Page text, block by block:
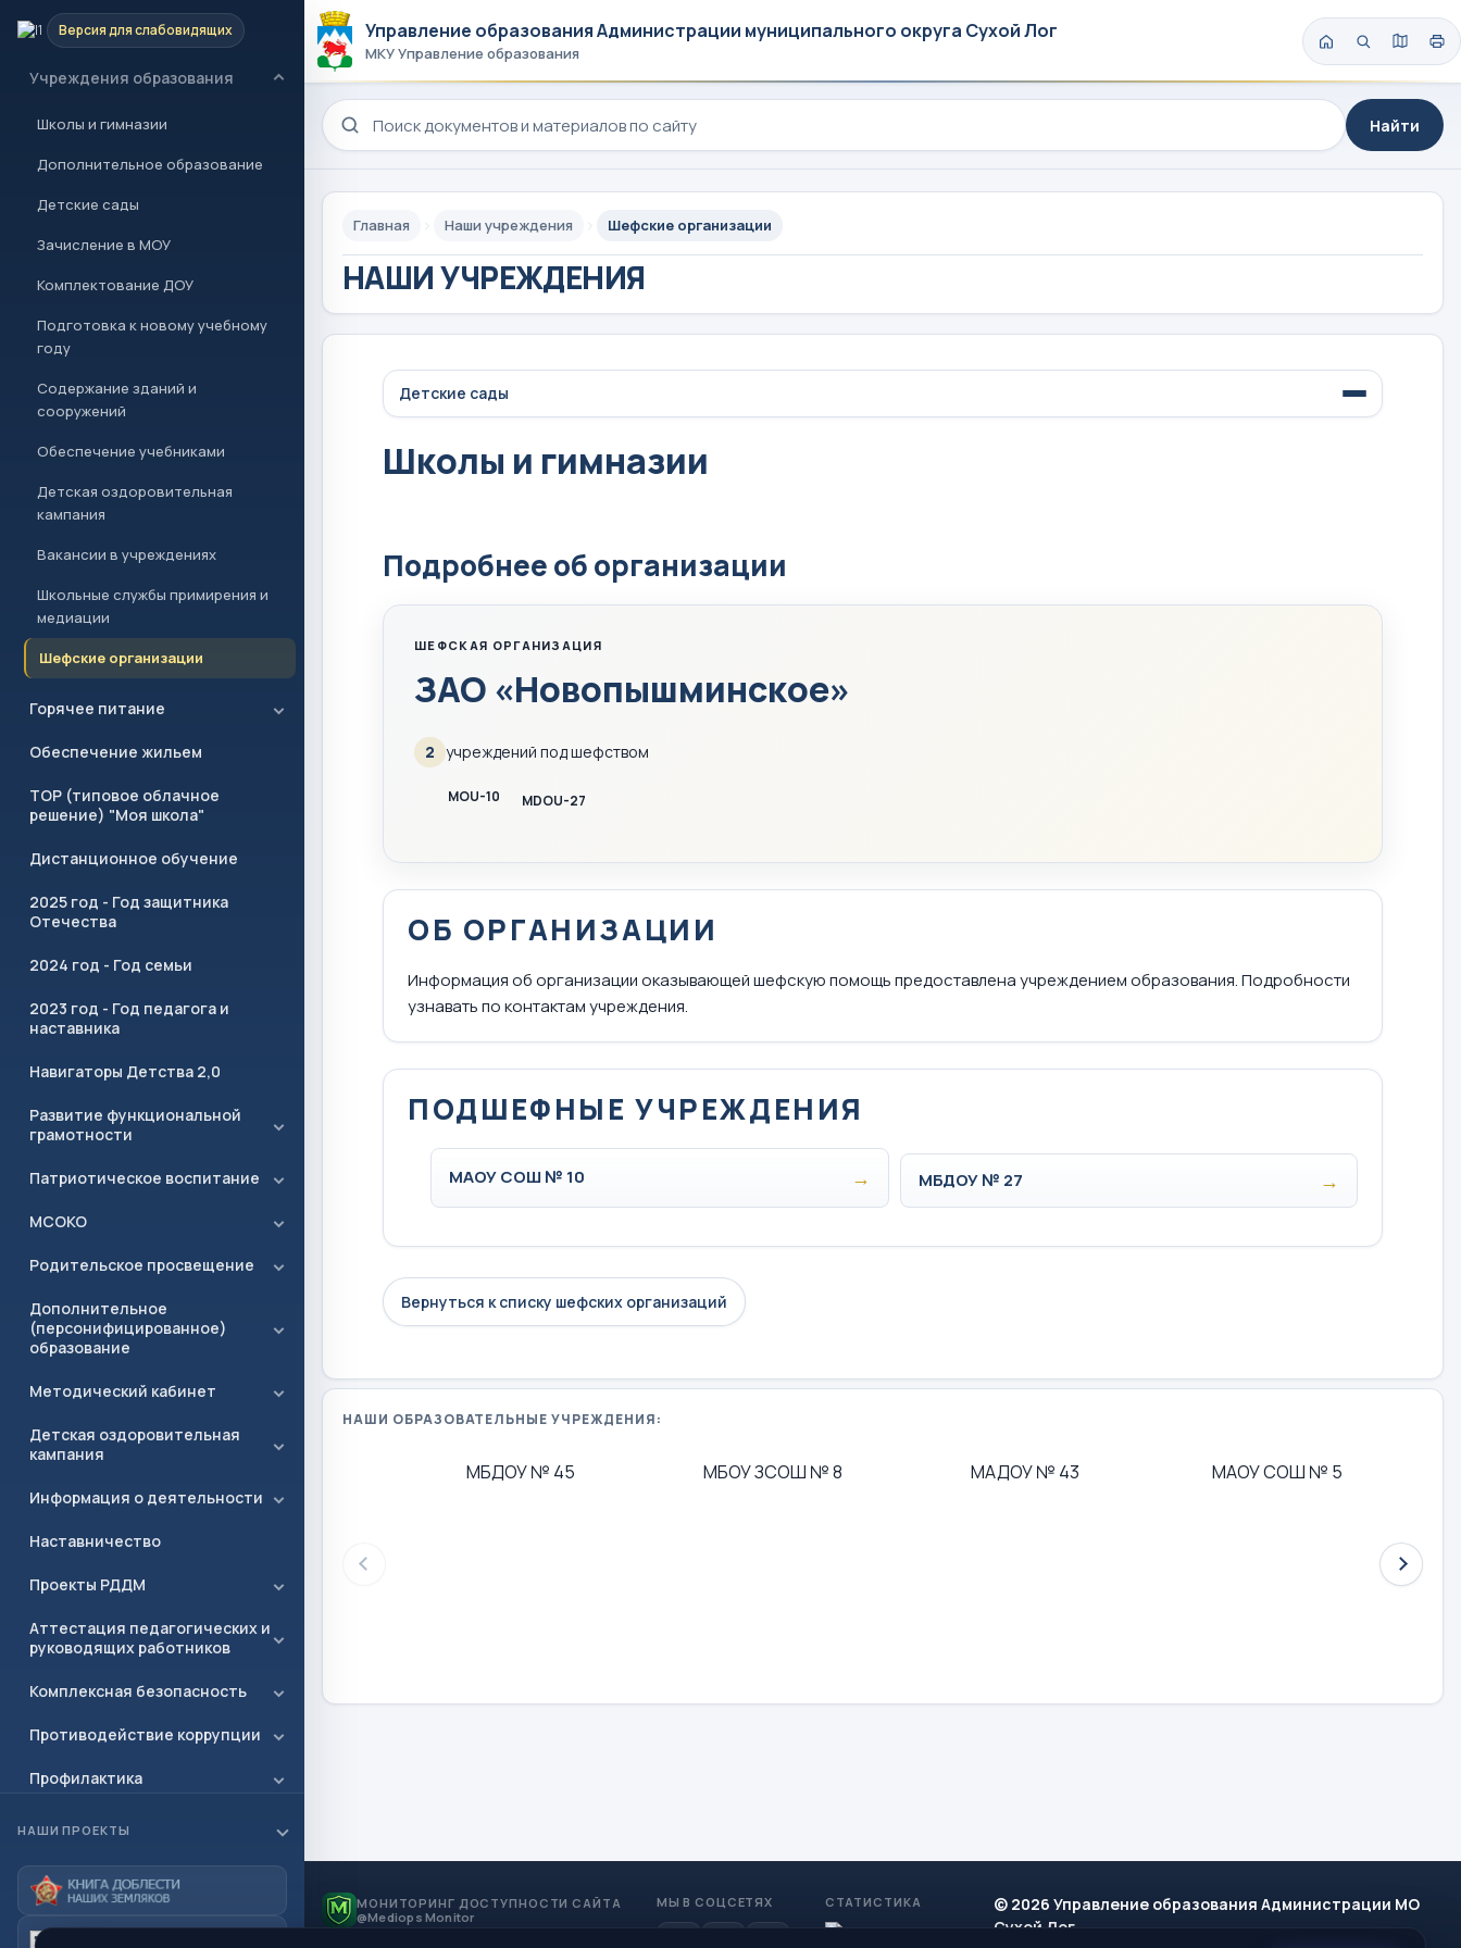
Версия для слабовидящих
Новости и проекты
Учреждения образования
Школы и гимназии
Дополнительное образование
Детские сады
Зачисление в МОУ
Комплектование ДОУ
Подготовка к новому учебному
году
Содержание зданий и
сооружений
Обеспечение учебниками
Детская оздоровительная
кампания
Вакансии в учреждениях
Школьные службы примирения и
медиации
Шефские организации
Горячее питание
Обеспечение жильем
ТОР (типовое облачное
решение) "Моя школа"
Дистанционное обучение
2025 год - Год защитника
Отечества
2024 год - Год семьи
2023 год - Год педагога и
наставника
Навигаторы Детства 2,0
Развитие функциональной
грамотности
Патриотическое воспитание
МСОКО
Родительское просвещение
Дополнительное
(персонифицированное)
образование
Методический кабинет
Детская оздоровительная
кампания
Информация о деятельности
Наставничество
Проекты РДДМ
Аттестация педагогических и
руководящих работников
Комплексная безопасность
Противодействие коррупции
Профилактика
Всероссийская олимпиада
школьников (ВСОШ)
ФГОС
Государственная итоговая
НАШИ ПРОЕКТЫ
Управление образования Администрации муниципального округа Сухой Лог
МКУ Управление образования
Поиск по сайту
Найти
Главная Наши учреждения Шефские организации
НАШИ УЧРЕЖДЕНИЯ
Детские сады
Школы и гимназии
Подробнее об организации
ШЕФСКАЯ ОРГАНИЗАЦИЯ
ЗАО «Новопышминское»
2 учреждений под шефством
MOU-10 MDOU-27
ОБ ОРГАНИЗАЦИИ
Информация об организации оказывающей шефскую помощь предоставлена учреждением образования. Подробности
узнавать по контактам учреждения.
ПОДШЕФНЫЕ УЧРЕЖДЕНИЯ
МАОУ СОШ № 10 → МБДОУ № 27 →
Вернуться к списку шефских организаций
НАШИ ОБРАЗОВАТЕЛЬНЫЕ УЧРЕЖДЕНИЯ:
МБДОУ № 45 МБОУ ЗСОШ № 8 МАДОУ № 43 МАОУ СОШ № 5
МОНИТОРИНГ ДОСТУПНОСТИ САЙТА
@Mediops Monitor
МЫ В СОЦСЕТЯХ СТАТИСТИКА
© 2026 Управление образования Администрации МО
Сухой Лог